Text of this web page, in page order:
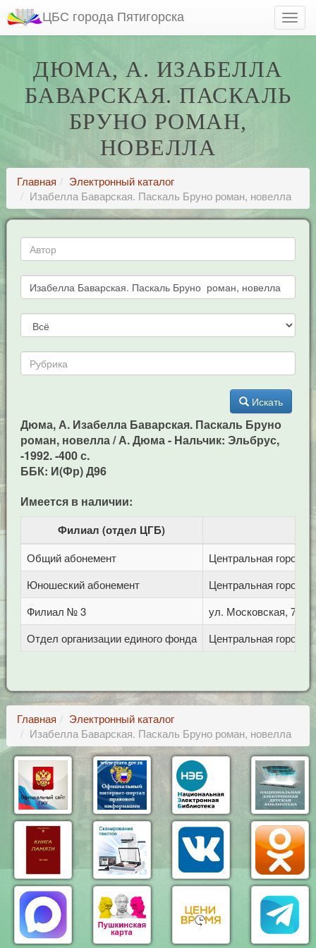
ЦБС города Пятигорска
ДЮМА, А. ИЗАБЕЛЛА
БАВАРСКАЯ. ПАСКАЛЬ
БРУНО РОМАН,
НОВЕЛЛА
Главная
Электронный каталог
Изабелла Баварская. Паскаль Бруно роман, новелла
Искать
Дюма, А. Изабелла Баварская. Паскаль Бруно
роман, новелла / А. Дюма - Hальчик: Эльбрус,
-1992. -400 с.
ББК: И(Фр) Д96
Имеется в наличии:
Филиал (отдел ЦГБ)
Общий абонемент
Центральная
Юношеский абонемент
Центральная
Филиал № 3
ул. Московская, 72/1
Отдел организации единого фонда
Центральная
Главная
Электронный каталог
Изабелла Баварская. Паскаль Бруно роман, новелла